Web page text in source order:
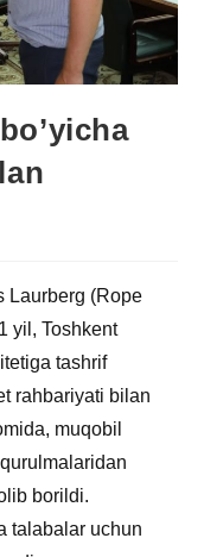
Laurberg (Rope
yil, Toshkent
tashrif
rahbariyati bilan
muqobil
borildi.
talabalar uchun